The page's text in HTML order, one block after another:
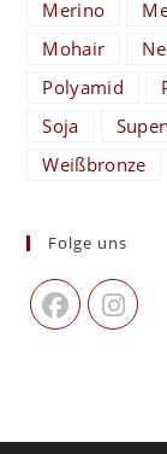
Merino
Mohair
Polyamid
Soja
Weißbronze
Folge uns